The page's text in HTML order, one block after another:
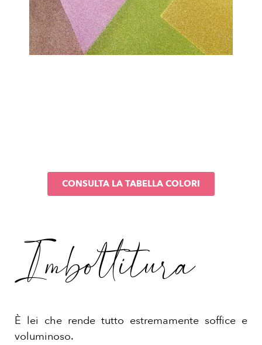
CONSULTA LA TABELLA COLORI
Imbottitura
È lei che rende tutto estremamente soffice e
voluminoso.